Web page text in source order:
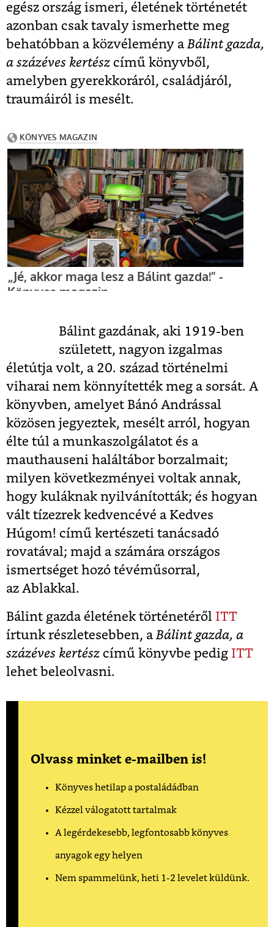
egész ország ismeri, életének történetét
azonban csak tavaly ismerhette meg
behatóbban a közvélemény aBálint gazda,
a százéves kertész című könyvből,
amelyben gyerekkoráról, családjáról,
traumáiról is mesélt.
Bálint gazdának, aki 1919-ben
született, nagyon izgalmas
életútja volt, a 20. század történelmi
viharai nem könnyítették meg a sorsát. A
könyvben, amelyet Bánó Andrással
közösen jegyeztek, mesélt arról, hogyan
élte túl a munkaszolgálatot és a
mauthauseni haláltábor borzalmait;
milyen következményei voltak annak,
hogy kuláknak nyilvánították; és hogyan
vált tízezrek kedvencévé a Kedves
Húgom! című kertészeti tanácsadó
rovatával; majd a számára országos
ismertséget hozó tévéműsorral,
az Ablakkal.
Bálint gazda életének történetéről ITT
írtunk részletesebben, aBálint gazda, a
százéves kertész című könyvbe pedig ITT
lehet beleolvasni.
Olvass minket e-mailben is!
Könyves hetilap a postaládádban
Kézzel válogatott tartalmak
A legérdekesebb, legfontosabb könyves
anyagok egy helyen
Nem spammelünk, heti 1-2 levelet küldünk.